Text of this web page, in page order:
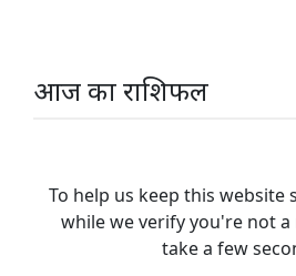
आज का राशिफल